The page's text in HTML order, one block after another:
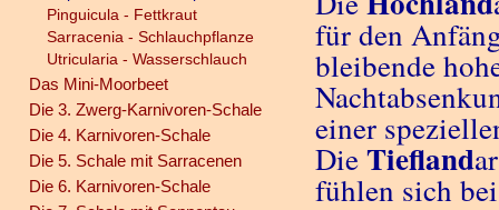
Pinguicula - Fettkraut
Sarracenia - Schlauchpflanze
Utricularia - Wasserschlauch
Das Mini-Moorbeet
Die 3. Zwerg-Karnivoren-Schale
Die 4. Karnivoren-Schale
Die 5. Schale mit Sarracenen
Die 6. Karnivoren-Schale
für den
bleibende
einer
DieTiefland
fühlen sich